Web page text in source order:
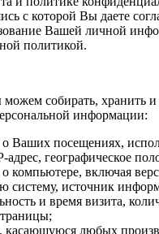
с которой Вы даете
Вашей личной
политикой.
собирать, хранить и
информации:
Ваших посещениях,
географическое
компьютере, включая
систему, источник
и время визита,
любых